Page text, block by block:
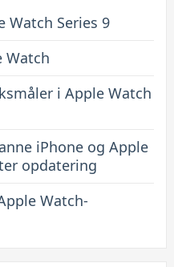
Series 9
Watch
i Apple Watch
iPhone og Apple
opdatering
Watch-